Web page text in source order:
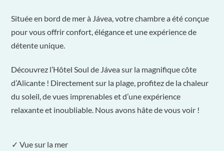
Située en bord de mer à Jávea, votre chambre a été conçue
pour vous offrir confort, élégance et une expérience de
détente unique.
Découvrez l’Hôtel Soul de Jávea sur la magnifique côte
d’Alicante ! Directement sur la plage, profitez de la chaleur
du soleil, de vues imprenables et d’une expérience
relaxante et inoubliable. Nous avons hâte de vous voir !
✓ Vue sur la mer